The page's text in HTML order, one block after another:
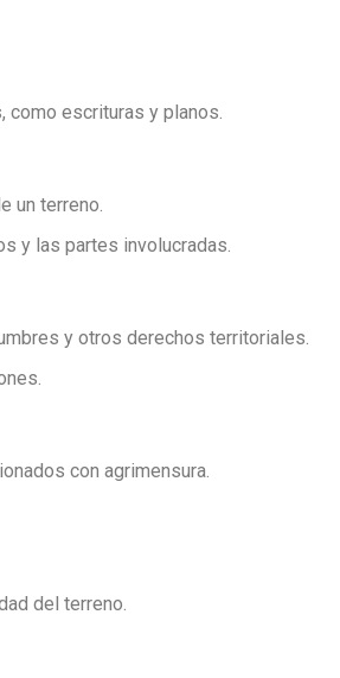
como escrituras y planos.
un terreno.
y las partes involucradas.
y otros derechos territoriales.
con agrimensura.
del terreno.